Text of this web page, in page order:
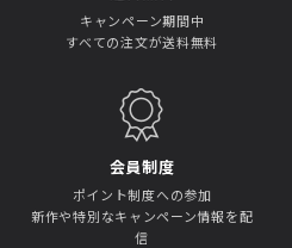
キャンペーン期間中
すべての注文が送料無料
会員制度
ポイント制度への参加
新作や特別なキャンペーン情報を配
信